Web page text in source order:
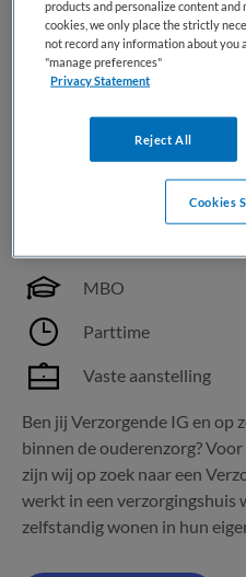
laten je graag zien wat
Bekijk vacature
Verzorgende IG |
MBO
Parttime
Vaste aanstelling
Ben jij Verzorgende IG en op
binnen de ouderenzorg?
zijn wij op zoek naar een
werkt in een verzorgingshuis
zelfstandig wonen in hun
products and personalize content
cookies, we only place the strictly
not record any information about you
"manage preferences"
Privacy Statement
Reject All
Cookies